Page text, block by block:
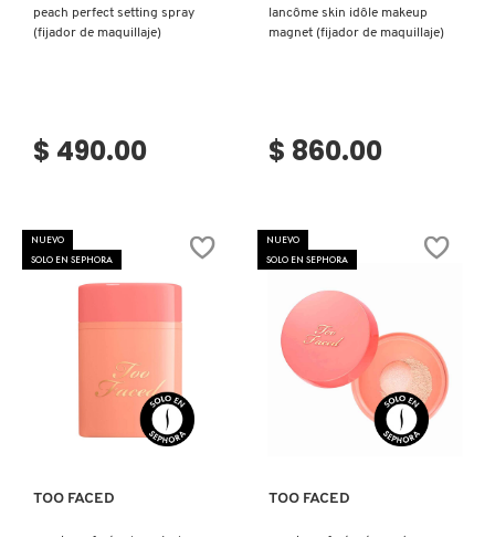
IT COSMETICS
JULIETTE HAS A GUN
K18
KÉRASTASE
peach perfect setting spray
(fijador de maquillaje)
$ 490.00
lancôme skin idôle makeup
magnet (fijador de maquillaje)
$ 860.00
NUEVO
SOLO EN SEPHORA
Ver más
TOO FACED
NUEVO
SOLO EN SEPHORA
Ver más
TOO FACED